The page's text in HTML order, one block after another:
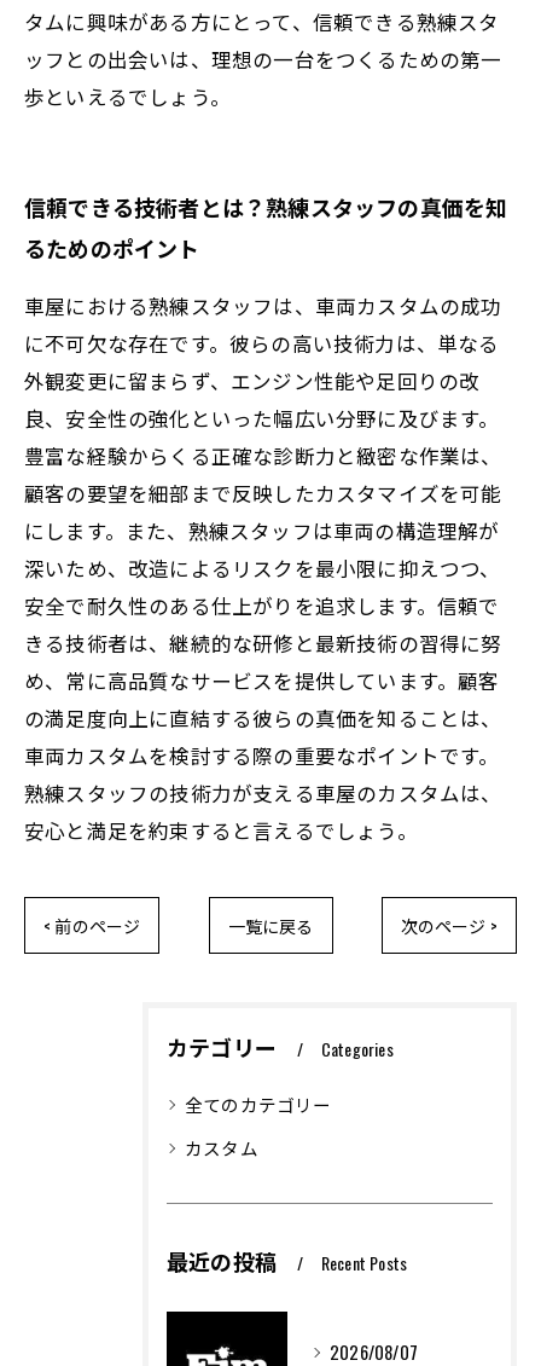
タムに興味がある方にとって、信頼できる熟練スタ
ッフとの出会いは、理想の一台をつくるための第一
歩といえるでしょう。
信頼できる技術者とは？熟練スタッフの真価を知
るためのポイント
車屋における熟練スタッフは、車両カスタムの成功
に不可欠な存在です。彼らの高い技術力は、単なる
外観変更に留まらず、エンジン性能や足回りの改
良、安全性の強化といった幅広い分野に及びます。
豊富な経験からくる正確な診断力と緻密な作業は、
顧客の要望を細部まで反映したカスタマイズを可能
にします。また、熟練スタッフは車両の構造理解が
深いため、改造によるリスクを最小限に抑えつつ、
安全で耐久性のある仕上がりを追求します。信頼で
きる技術者は、継続的な研修と最新技術の習得に努
め、常に高品質なサービスを提供しています。顧客
の満足度向上に直結する彼らの真価を知ることは、
車両カスタムを検討する際の重要なポイントです。
熟練スタッフの技術力が支える車屋のカスタムは、
安心と満足を約束すると言えるでしょう。
< 前のページ 一覧に戻る 次のページ >
カテゴリー Categories
全てのカテゴリー
カスタム
最近の投稿 Recent Posts
2026/08/07